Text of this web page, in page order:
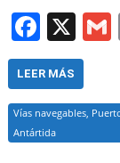
F
a
c
e
b
X
l
LEER MÁS
Vías navegables,
Antártida